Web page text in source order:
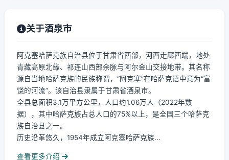
关于酒泉市
阿克塞哈萨克族自治县位于甘肃省西部，河西走廊西端，地处
青藏高原北缘、祁连山西部余脉与阿尔金山交接地带。其名称
源自当地哈萨克族的民族称谓，“阿克塞”在哈萨克语中意为“富
饶的河流”。该自治县隶属于甘肃省酒泉市。
全县总面积3.1万平方公里，人口约1.06万人（2022年数
据），其中哈萨克族占总人口的75%以上，是全国三个哈萨克
族自治县之一。
历史沿革悠久，1954年成立阿克塞哈萨克族...
查看更多介绍